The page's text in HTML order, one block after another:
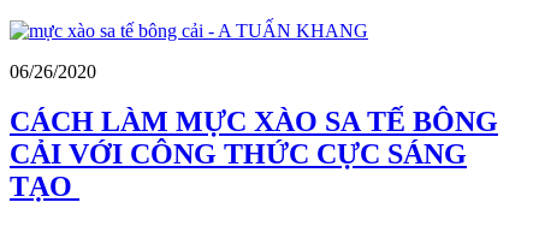
06/26/2020
CÁCH LÀM MỰC XÀO SA TẾ BÔNG
CẢI VỚI CÔNG THỨC CỰC SÁNG
TẠO